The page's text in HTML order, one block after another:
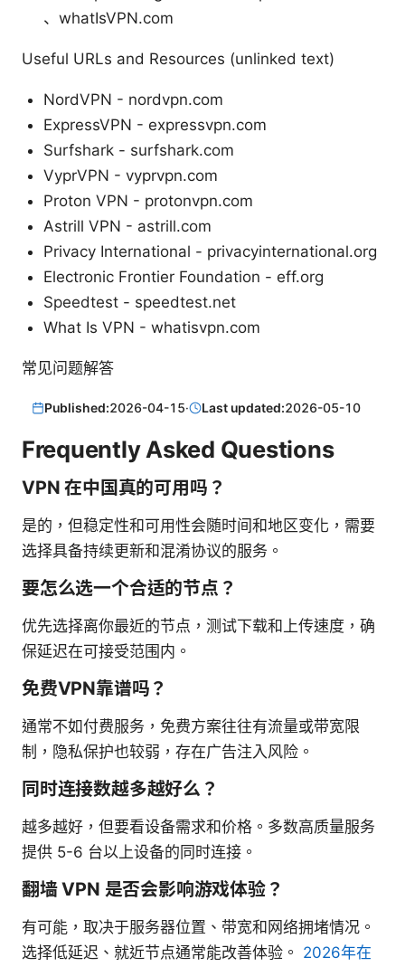
、whatIsVPN.com
Useful URLs and Resources (unlinked text)
NordVPN - nordvpn.com
ExpressVPN - expressvpn.com
Surfshark - surfshark.com
VyprVPN - vyprvpn.com
Proton VPN - protonvpn.com
Astrill VPN - astrill.com
Privacy International - privacyinternational.org
Electronic Frontier Foundation - eff.org
Speedtest - speedtest.net
What Is VPN - whatisvpn.com
常见问题解答
Published:2026-04-15· Last updated:2026-05-10
Frequently Asked Questions
VPN 在中国真的可用吗？
是的，但稳定性和可用性会随时间和地区变化，需要
选择具备持续更新和混淆协议的服务。
要怎么选一个合适的节点？
优先选择离你最近的节点，测试下载和上传速度，确
保延迟在可接受范围内。
免费VPN靠谱吗？
通常不如付费服务，免费方案往往有流量或带宽限
制，隐私保护也较弱，存在广告注入风险。
同时连接数越多越好么？
越多越好，但要看设备需求和价格。多数高质量服务
提供 5-6 台以上设备的同时连接。
翻墙 VPN 是否会影响游戏体验？
有可能，取决于服务器位置、带宽和网络拥堵情况。
选择低延迟、就近节点通常能改善体验。 2026年在